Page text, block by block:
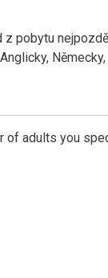
pobytu
Německy,
adults you